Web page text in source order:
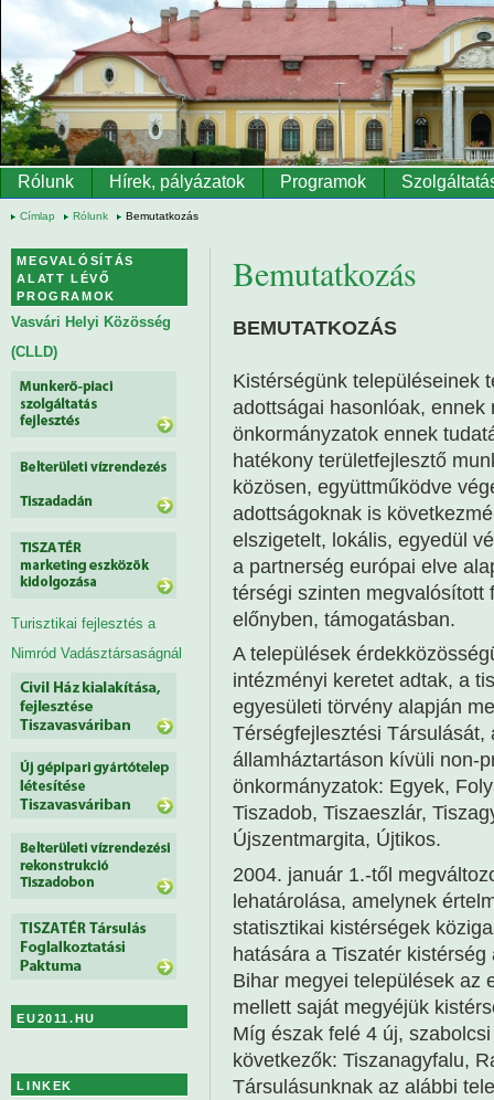
Ugrás a tartalomra
Rólunk Hírek, pályázatok Programok
Címlap Rólunk Bemutatkozás
Bemutatkozás
BEMUTATKOZÁS
Kistérségünk településeinek
adottságai hasonlóak,
önkormányzatok ennek
hatékony területfejlesztő
közösen, együttműködve
adottságoknak is
elszigetelt, lokális, egyedül
a partnerség európai elve
térségi szinten megvalósított
előnyben, támogatásban.
A települések
intézményi keretet adtak, a
egyesületi törvény alapján
Térségfejlesztési
államháztartáson kívüli non-
önkormányzatok: Egyek,
Tiszadob, Tiszaeszlár,
Újszentmargita, Újtikos.
2004. január 1.-től
lehatárolása, amelynek
statisztikai kistérségek
hatására a Tiszatér
Bihar megyei települések az
mellett saját megyéjük
Míg észak felé 4 új,
következők: Tiszanagyfalu,
Társulásunknak az alábbi
MEGVALÓSÍTÁS
ALATT LÉVŐ
PROGRAMOK
Vasvári Helyi Közösség
(CLLD)
Turisztikai fejlesztés a
Nimród Vadásztársaságnál
EU2011.HU
LINKEK